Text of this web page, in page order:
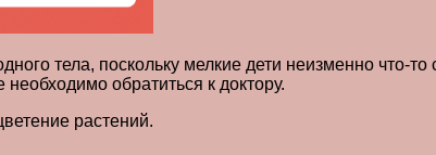
тела, поскольку мелкие дети неизменно что-то
обратиться к доктору.
растений.